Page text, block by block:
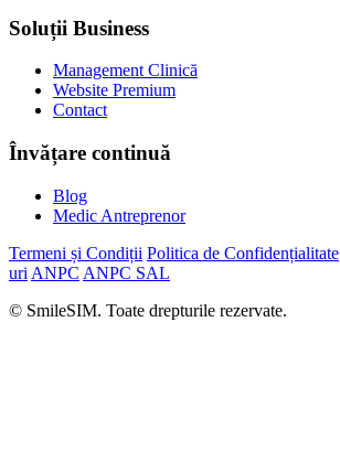
Soluții Business
Management Clinică
Website Premium
Contact
Învățare continuă
Blog
Medic Antreprenor
Termeni și Condiții Politica de Confidențialitate
uri ANPC ANPC SAL
© SmileSIM. Toate drepturile rezervate.